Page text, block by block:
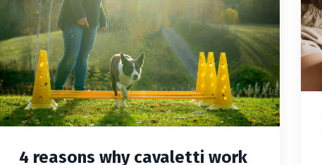
4 reasons why cavaletti work